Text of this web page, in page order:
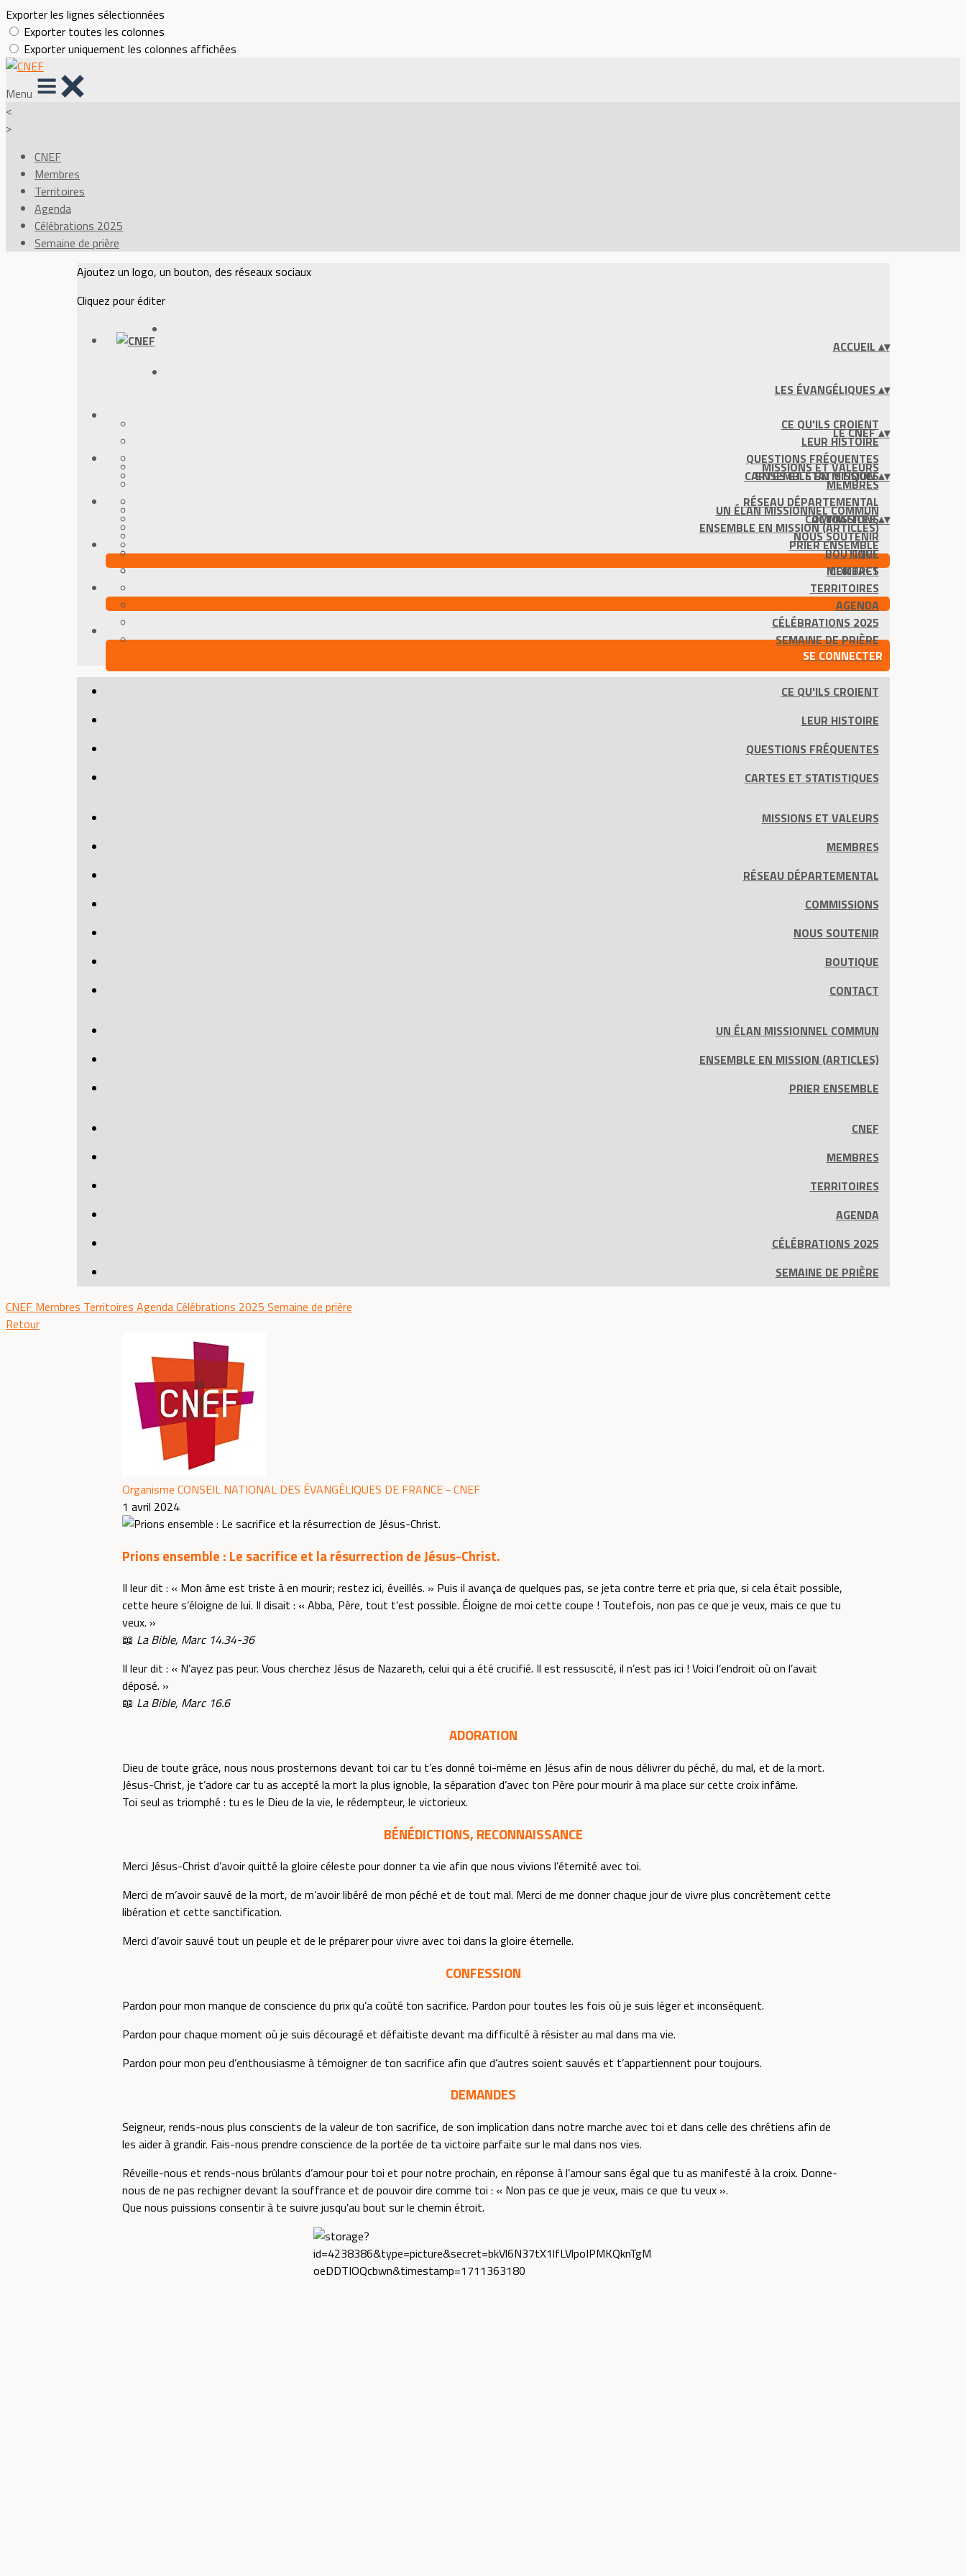
Exporter les lignes sélectionnées
Exporter toutes les colonnes
Exporter uniquement les colonnes affichées
Menu
<
>
CNEF
Membres
Territoires
Agenda
Célébrations 2025
Semaine de prière
Ajoutez un logo, un bouton, des réseaux sociaux
Cliquez pour éditer
ACCUEIL ▴▾
LES ÉVANGÉLIQUES ▴▾
CE QU'ILS CROIENT
LEUR HISTOIRE
QUESTIONS FRÉQUENTES
CARTES ET STATISTIQUES
LE CNEF▴▾
MISSIONS ET VALEURS
MEMBRES
RÉSEAU DÉPARTEMENTAL
COMMISSIONS
NOUS SOUTENIR
BOUTIQUE
CONTACT
ENSEMBLE EN MISSION▴▾
UN ÉLAN MISSIONNEL COMMUN
ENSEMBLE EN MISSION (ARTICLES)
PRIER ENSEMBLE
ACTUALITÉS▴▾
CNEF
MEMBRES
TERRITOIRES
AGENDA
CÉLÉBRATIONS 2025
SEMAINE DE PRIÈRE
SE CONNECTER
CE QU'ILS CROIENT
LEUR HISTOIRE
QUESTIONS FRÉQUENTES
CARTES ET STATISTIQUES
MISSIONS ET VALEURS
MEMBRES
RÉSEAU DÉPARTEMENTAL
COMMISSIONS
NOUS SOUTENIR
BOUTIQUE
CONTACT
UN ÉLAN MISSIONNEL COMMUN
ENSEMBLE EN MISSION (ARTICLES)
PRIER ENSEMBLE
CNEF
MEMBRES
TERRITOIRES
AGENDA
CÉLÉBRATIONS 2025
SEMAINE DE PRIÈRE
CNEF Membres Territoires AgendaCélébrations 2025 Semaine de prière
Retour
Organisme CONSEIL NATIONAL DES ÉVANGÉLIQUES DE FRANCE - CNEF
1 avril 2024
Prions ensemble : Le sacrifice et la résurrection de Jésus-Christ.
Il leur dit : « Mon âme est triste à en mourir; restez ici, éveillés. » Puis il avança de quelques pas, se jeta contre terre et pria que, si cela était possible,
cette heure s’éloigne de lui. Il disait : « Abba, Père, tout t’est possible. Éloigne de moi cette coupe ! Toutefois, non pas ce que je veux, mais ce que tu
veux. »
📖 La Bible, Marc 14.34-36
Il leur dit : « N’ayez pas peur. Vous cherchez Jésus de Nazareth, celui qui a été crucifié. Il est ressuscité, il n’est pas ici ! Voici l’endroit où on l’avait
déposé. »
📖 La Bible, Marc 16.6
ADORATION
Dieu de toute grâce, nous nous prosternons devant toi car tu t’es donné toi-même en Jésus afin de nous délivrer du péché, du mal, et de la mort.
Jésus-Christ, je t’adore car tu as accepté la mort la plus ignoble, la séparation d’avec ton Père pour mourir à ma place sur cette croix infâme.
Toi seul as triomphé : tu es le Dieu de la vie, le rédempteur, le victorieux.
BÉNÉDICTIONS, RECONNAISSANCE
Merci Jésus-Christ d’avoir quitté la gloire céleste pour donner ta vie afin que nous vivions l’éternité avec toi.
Merci de m’avoir sauvé de la mort, de m’avoir libéré de mon péché et de tout mal. Merci de me donner chaque jour de vivre plus concrètement cette
libération et cette sanctification.
Merci d’avoir sauvé tout un peuple et de le préparer pour vivre avec toi dans la gloire éternelle.
CONFESSION
Pardon pour mon manque de conscience du prix qu’a coûté ton sacrifice. Pardon pour toutes les fois où je suis léger et inconséquent.
Pardon pour chaque moment où je suis découragé et défaitiste devant ma difficulté à résister au mal dans ma vie.
Pardon pour mon peu d’enthousiasme à témoigner de ton sacrifice afin que d’autres soient sauvés et t’appartiennent pour toujours.
DEMANDES
Seigneur, rends-nous plus conscients de la valeur de ton sacrifice, de son implication dans notre marche avec toi et dans celle des chrétiens afin de
les aider à grandir. Fais-nous prendre conscience de la portée de ta victoire parfaite sur le mal dans nos vies.
Réveille-nous et rends-nous brûlants d’amour pour toi et pour notre prochain, en réponse à l’amour sans égal que tu as manifesté à la croix. Donne-
nous de ne pas rechigner devant la souffrance et de pouvoir dire comme toi : « Non pas ce que je veux, mais ce que tu veux ».
Que nous puissions consentir à te suivre jusqu’au bout sur le chemin étroit.